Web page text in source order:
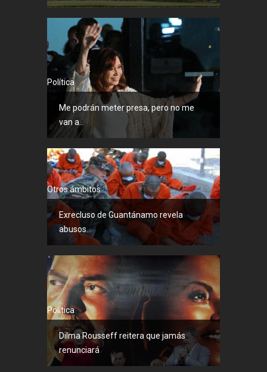
Política
Me podrán meter presa, pero no me
van a...
Otros ámbitos
Exrecluso de Guantánamo revela
abusos...
Política
Dilma Rousseff reitera que jamás
renunciará